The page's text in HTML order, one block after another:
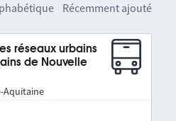
Récemment ajouté
réseaux urbains
de Nouvelle
Aquitaine